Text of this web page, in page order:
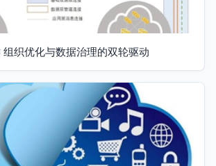
织优化与数据治理的双轮驱动